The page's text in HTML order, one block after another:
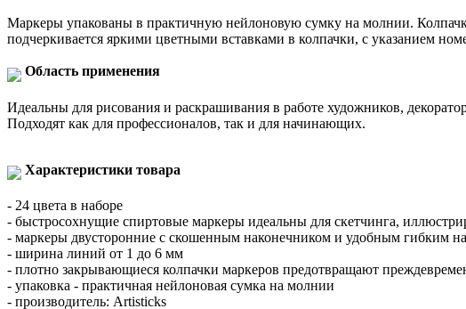
Маркеры упакованы в практичную нейлоновую сумку на молнии.
подчеркивается яркими цветными вставками в колпачки, с указанием
Область применения
Идеальны для рисования и раскрашивания в работе художников,
Подходят как для профессионалов, так и для начинающих.
Характеристики товара
- 24 цвета в наборе
- быстросохнущие спиртовые маркеры идеальны для скетчинга,
- маркеры двусторонние с скошенным наконечником и удобным гибким
- ширина линий от 1 до 6 мм
- плотно закрывающиеся колпачки маркеров предотвращают
- упаковка - практичная нейлоновая сумка на молнии
- производитель: Artisticks